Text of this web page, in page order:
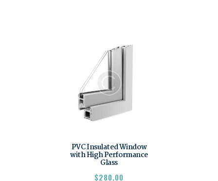
PVC Insulated Window
with High Performance
Glass
$280.00